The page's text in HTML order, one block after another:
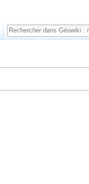
Rechercher